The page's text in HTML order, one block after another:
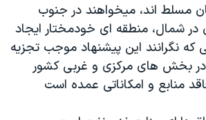
آمریکا ۲۰۲۴
به اسرائیل
آزادی
مسلط اند، ميخواهند در جنوب
در شمال، منطقه ای خودمختار ايجاد
نگرانند اين پيشنهاد موجب تجزيه
بخش های مرکزی و غربی کشور
منابع و امکاناتی عمده است